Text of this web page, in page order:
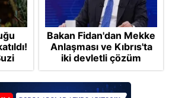
Bakan Fidan'dan Mekke
Anlaşması ve Kıbrıs'ta
iki devletli çözüm
mesajı: Bize
saldırmayan hiçbir ülke
hedefimizde değil